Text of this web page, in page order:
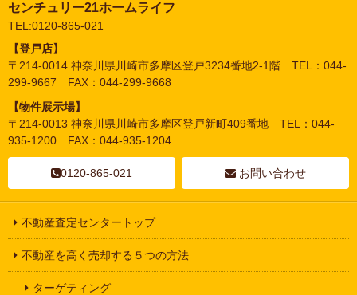
センチュリー21ホームライフ
TEL:0120-865-021
【登戸店】
〒214-0014 神奈川県川崎市多摩区登戸3234番地2-1階 TEL：044-
299-9667 FAX：044-299-9668
【物件展示場】
〒214-0013 神奈川県川崎市多摩区登戸新町409番地 TEL：044-
935-1200 FAX：044-935-1204
0120-865-021 お問い合わせ
不動産査定センタートップ
不動産を高く売却する５つの方法
ターゲティング